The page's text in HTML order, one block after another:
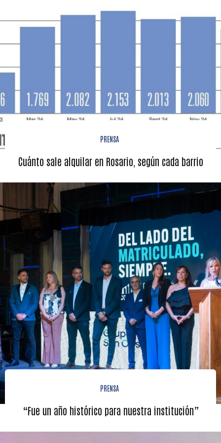
PRENSA
Cuánto sale alquilar en Rosario, según cada barrio
PRENSA
“Fue un año histórico para nuestra institución”